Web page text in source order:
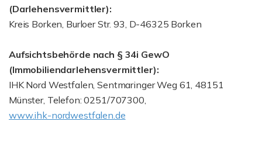
(Darlehensvermittler):
Kreis Borken, Burloer Str. 93, D-46325 Borken
Aufsichtsbehörde nach § 34i GewO
(Immobiliendarlehensvermittler):
IHK Nord Westfalen, Sentmaringer Weg 61, 48151
Münster, Telefon: 0251/707300,
www.ihk-nordwestfalen.de